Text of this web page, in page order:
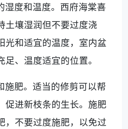
湿度和温度。西府海棠喜
土壤湿润但不要过度浇
光和适宜的温度，室内盆
、温度适宜的位置。
施肥。适当的修剪可以帮
促进新枝条的生长。施肥
，不要过度施肥，以免过